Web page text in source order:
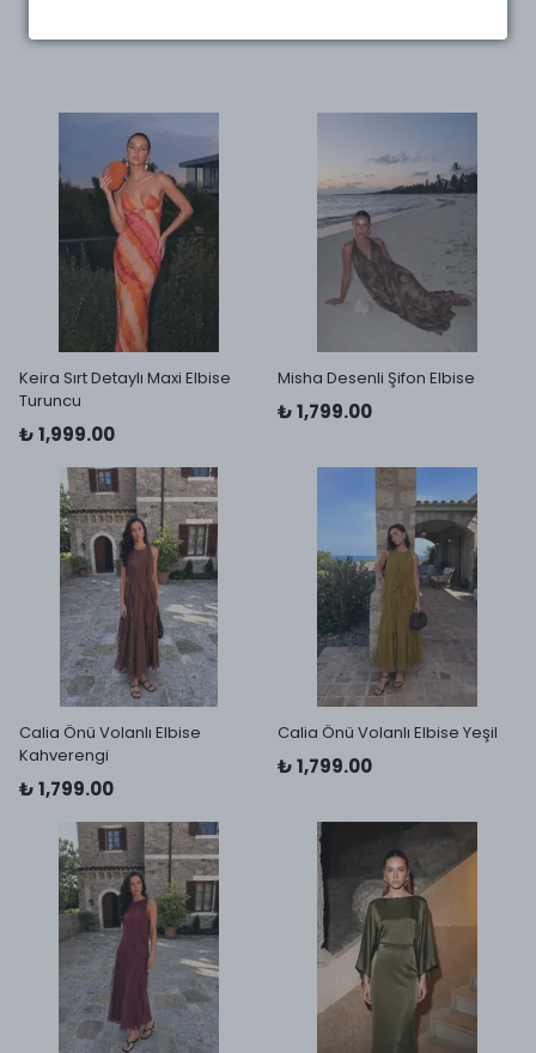
Keira Sırt Detaylı Maxi Elbise
Turuncu
₺ 1,999.00
Misha Desenli Şifon Elbise
₺ 1,799.00
Calia Önü Volanlı Elbise
Kahverengi
₺ 1,799.00
Calia Önü Volanlı Elbise Yeşil
₺ 1,799.00